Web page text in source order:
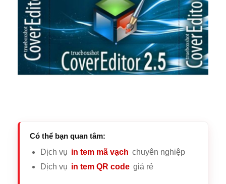
Có thể bạn quan tâm:
Dịch vụ in tem mã vạch chuyên nghiệp
Dịch vụ in tem QR code giá rẻ